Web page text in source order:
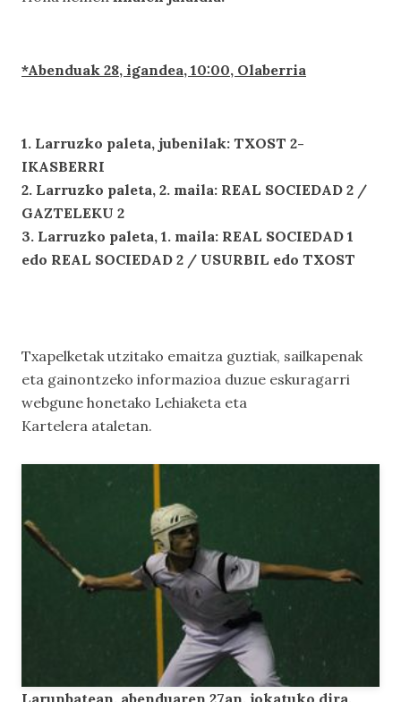
*Abenduak 28, igandea, 10:00, Olaberria
1. Larruzko paleta, jubenilak: TXOST 2-
IKASBERRI
2. Larruzko paleta, 2. maila: REAL SOCIEDAD 2 /
GAZTELEKU 2
3. Larruzko paleta, 1. maila: REAL SOCIEDAD 1
edo REAL SOCIEDAD 2 / USURBIL edo TXOST
Txapelketak utzitako emaitza guztiak, sailkapenak
eta gainontzeko informazioa duzue eskuragarri
webgune honetako Lehiaketa eta
Kartelera ataletan.
Larunbatean, abenduaren 27an, jokatuko dira,